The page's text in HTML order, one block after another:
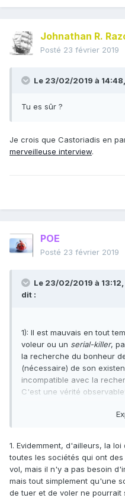
Johnathan R.
Posté 23 février 2019
Le 23/02/2019 à 14:48,
Tu es sûr ?
Je crois que Castoriadis en
merveilleuse interview.
POE
Posté 23 février 2019
Le 23/02/2019 à 13:12,
dit :
1): Il est mauvais en tout
voleur ou un serial-killer,
la recherche du bonheur
(nécessaire) de son
incompatible avec la
C'est une vérité
explique pourquoi toutes
interdits part des
déplaire à Dieu ou aux
* Ce que je te met au défi
1. Evidemment, d'ailleurs, la
toutes les sociétés qui ont
vol, mais il n'y a pas besoin
mais tout simplement qu'une
de tuer et de voler ne pourrait